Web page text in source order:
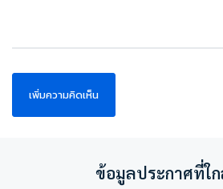
ข้อมูลประกาศที่ใก